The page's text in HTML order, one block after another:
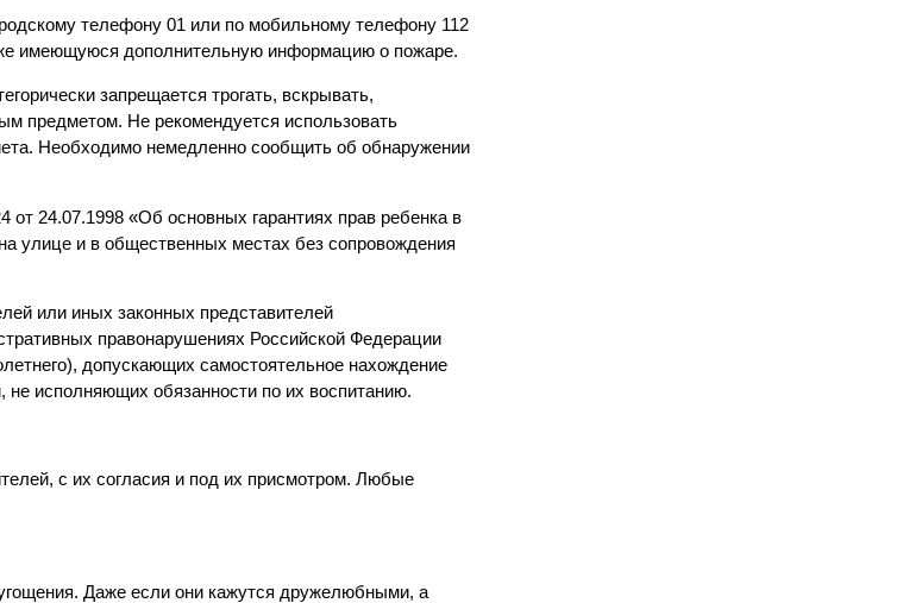
телефону 01 или по мобильному телефону 112
имеющуюся дополнительную информацию о пожаре.
запрещается трогать, вскрывать,
предметом. Не рекомендуется использовать
Необходимо немедленно сообщить об обнаружении
24.07.1998 «Об основных гарантиях прав ребенка в
улице и в общественных местах без сопровождения
или иных законных представителей
правонарушениях Российской Федерации
допускающих самостоятельное нахождение
исполняющих обязанности по их воспитанию.
с их согласия и под их присмотром. Любые
Даже если они кажутся дружелюбными, а